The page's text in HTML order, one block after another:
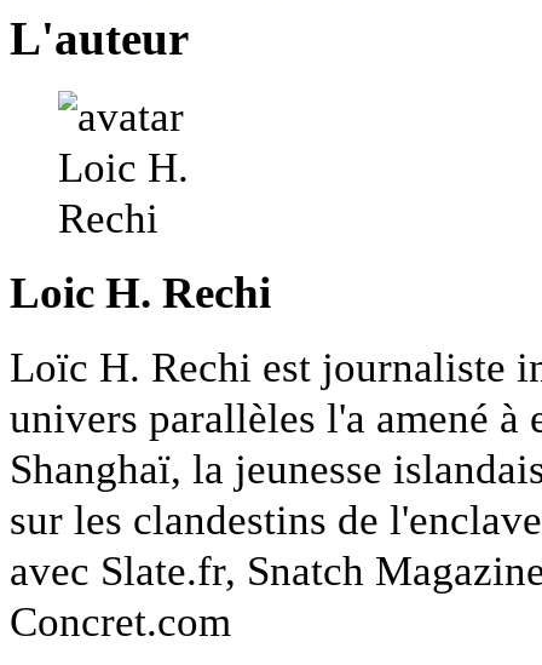
L'auteur
Loic H. Rechi
Loïc H. Rechi est journaliste
univers parallèles l'a amené à
Shanghaï, la jeunesse
sur les clandestins de
avec Slate.fr, Snatch
Concret.com